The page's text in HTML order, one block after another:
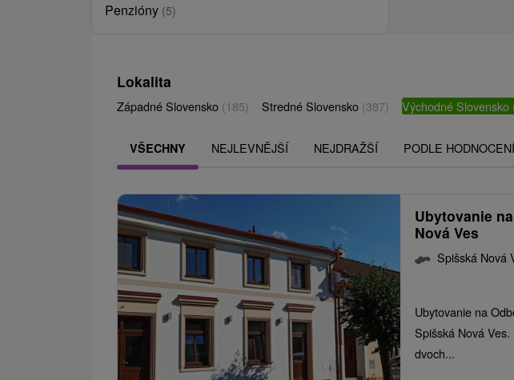
Penzióny (5)
Lokalita
Západné Slovensko (185) Stredné Slovensko (387) Východné Slovensko
VŠECHNY NEJLEVNĚJŠÍ NEJDRAŽŠÍ PODLE HODNOCENÍ
Ubytovanie
Nová Ves
Spišská Nová
Ubytovanie na
Spišská Nová
dvoch...